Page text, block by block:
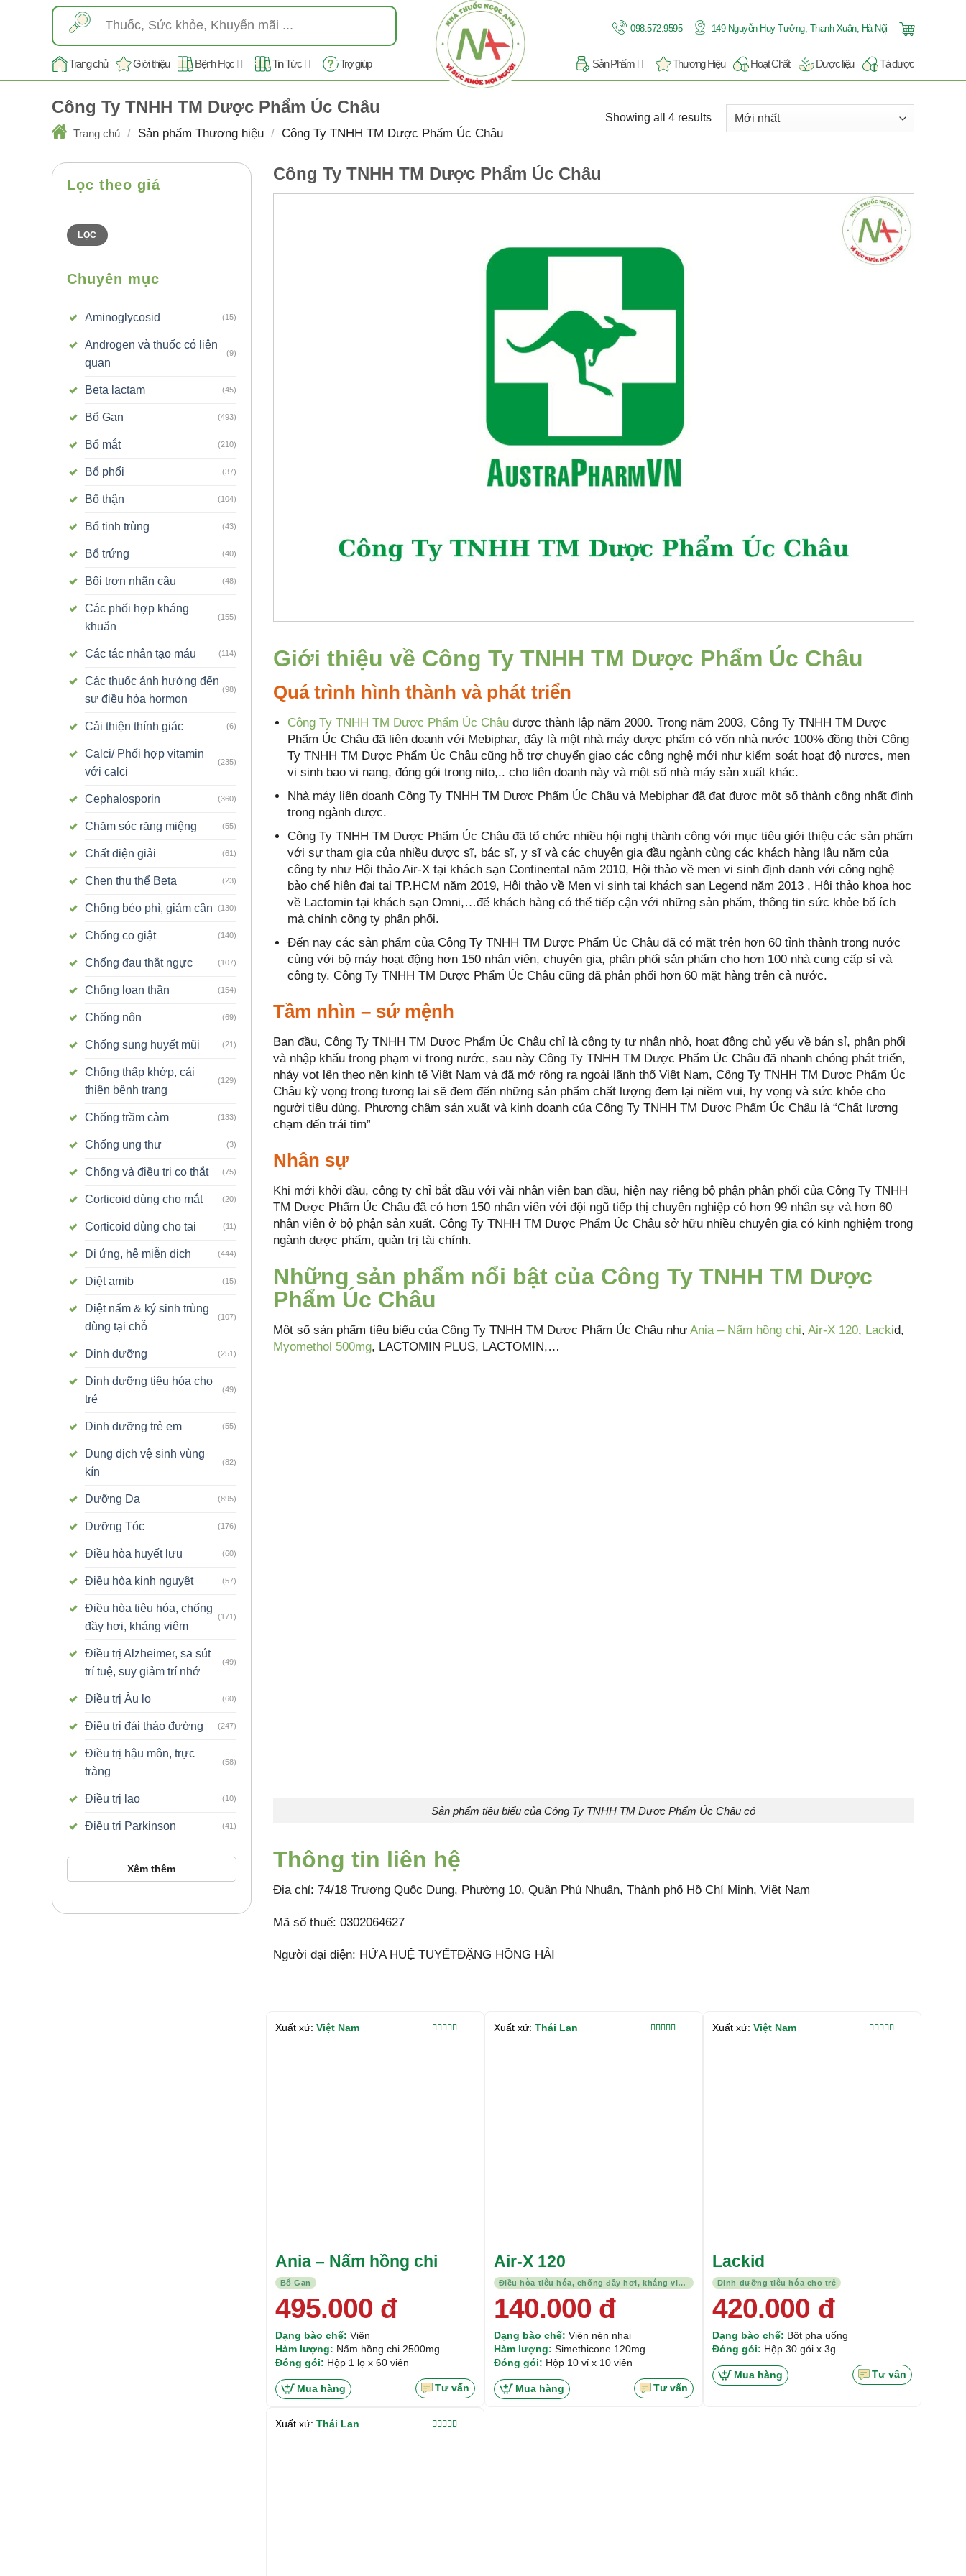
kiếm:
098.572.9595 149 Nguyễn Huy Tưởng, Thanh Xuân, Hà Nội
Trang chủ Giới thiệu Bệnh Học Tin Tức Trợ giúp Sản Phẩm Thương Hiệu Hoạt Chất Dược liệu Tá dược
Công Ty TNHH TM Dược Phẩm Úc Châu
Trang chủ / Sản phẩm Thương hiệu / Công Ty TNHH TM Dược Phẩm Úc Châu
Showing all 4 results
Lọc theo giá
thấp
nhất
cao
nhấtLỌC
Chuyên mục
Aminoglycosid (15)
Androgen và thuốc có liên
quan
(9)
Beta lactam (45)
Bổ Gan (493)
Bổ mắt (210)
Bổ phổi (37)
Bổ thận (104)
Bổ tinh trùng (43)
Bổ trứng (40)
Bôi trơn nhãn cầu (48)
Các phối hợp kháng
khuẩn
(155)
Các tác nhân tạo máu (114)
Các thuốc ảnh hưởng đến
sự điều hòa hormon
(98)
Cải thiện thính giác (6)
Calci/ Phối hợp vitamin
với calci
(235)
Cephalosporin (360)
Chăm sóc răng miệng (55)
Chất điện giải (61)
Chẹn thu thể Beta (23)
Chống béo phì, giảm cân (130)
Chống co giật (140)
Chống đau thắt ngực (107)
Chống loạn thần (154)
Chống nôn (69)
Chống sung huyết mũi (21)
Chống thấp khớp, cải
thiện bệnh trạng
(129)
Chống trầm cảm (133)
Chống ung thư (3)
Chống và điều trị co thắt (75)
Corticoid dùng cho mắt (20)
Corticoid dùng cho tai (11)
Dị ứng, hệ miễn dịch (444)
Diệt amib (15)
Diệt nấm & ký sinh trùng
dùng tại chỗ
(107)
Dinh dưỡng (251)
Dinh dưỡng tiêu hóa cho
trẻ
(49)
Dinh dưỡng trẻ em (55)
Dung dịch vệ sinh vùng
kín
(82)
Dưỡng Da (895)
Dưỡng Tóc (176)
Điều hòa huyết lưu (60)
Điều hòa kinh nguyệt (57)
Điều hòa tiêu hóa, chống
đầy hơi, kháng viêm
(171)
Điều trị Alzheimer, sa sút
trí tuệ, suy giảm trí nhớ
(49)
Điều trị Âu lo (60)
Điều trị đái tháo đường (247)
Điều trị hậu môn, trực
tràng
(58)
Điều trị lao (10)
Điều trị Parkinson (41)
Xêm thêm
Công Ty TNHH TM Dược Phẩm Úc Châu
Giới thiệu về Công Ty TNHH TM Dược Phẩm Úc Châu
Quá trình hình thành và phát triển
Công Ty TNHH TM Dược Phẩm Úc Châuđược thành lập năm 2000. Trong năm 2003, Công Ty TNHH TM Dược
Phẩm Úc Châu đã liên doanh với Mebiphar, đây là một nhà máy dược phẩm có vốn nhà nước 100% đồng thời Công
Ty TNHH TM Dược Phẩm Úc Châu cũng hỗ trợ chuyển giao các công nghệ mới như kiểm soát hoạt độ nươcs, men
vi sinh bao vi nang, đóng gói trong nito,.. cho liên doanh này và một số nhà máy sản xuất khác.
Nhà máy liên doanh Công Ty TNHH TM Dược Phẩm Úc Châu và Mebiphar đã đạt được một số thành công nhất định
trong ngành dược.
Công Ty TNHH TM Dược Phẩm Úc Châu đã tổ chức nhiều hội nghị thành công với mục tiêu giới thiệu các sản phẩm
với sự tham gia của nhiều dược sĩ, bác sĩ, y sĩ và các chuyên gia đầu ngành cùng các khách hàng lâu năm của
công ty như Hội thảo Air-X tại khách sạn Continental năm 2010, Hội thảo về men vi sinh định danh với công nghệ
bào chế hiện đại tại TP.HCM năm 2019, Hội thảo về Men vi sinh tại khách sạn Legend năm 2013 , Hội thảo khoa học
về Lactomin tại khách sạn Omni,…để khách hàng có thể tiếp cận với những sản phẩm, thông tin sức khỏe bổ ích
mà chính công ty phân phối.
Đến nay các sản phẩm của Công Ty TNHH TM Dược Phẩm Úc Châu đã có mặt trên hơn 60 tỉnh thành trong nước
cùng với bộ máy hoạt động hơn 150 nhân viên, chuyên gia, phân phối sản phẩm cho hơn 100 nhà cung cấp sỉ và
công ty. Công Ty TNHH TM Dược Phẩm Úc Châu cũng đã phân phối hơn 60 mặt hàng trên cả nước.
Tầm nhìn – sứ mệnh
Ban đầu, Công Ty TNHH TM Dược Phẩm Úc Châu chỉ là công ty tư nhân nhỏ, hoạt động chủ yếu về bán sỉ, phân phối
và nhập khẩu trong phạm vi trong nước, sau này Công Ty TNHH TM Dược Phẩm Úc Châu đã nhanh chóng phát triển,
nhảy vọt lên theo nền kinh tế Việt Nam và đã mở rộng ra ngoài lãnh thổ Việt Nam, Công Ty TNHH TM Dược Phẩm Úc
Châu kỳ vọng trong tương lai sẽ đem đến những sản phẩm chất lượng đem lại niềm vui, hy vọng và sức khỏe cho
người tiêu dùng. Phương châm sản xuất và kinh doanh của Công Ty TNHH TM Dược Phẩm Úc Châu là “Chất lượng
chạm đến trái tim”
Nhân sự
Khi mới khởi đầu, công ty chỉ bắt đầu với vài nhân viên ban đầu, hiện nay riêng bộ phận phân phối của Công Ty TNHH
TM Dược Phẩm Úc Châu đã có hơn 150 nhân viên với đội ngũ tiếp thị chuyên nghiệp có hơn 99 nhân sự và hơn 60
nhân viên ở bộ phận sản xuất. Công Ty TNHH TM Dược Phẩm Úc Châu sở hữu nhiều chuyên gia có kinh nghiệm trong
ngành dược phẩm, quản trị tài chính.
Những sản phẩm nổi bật của Công Ty TNHH TM Dược
Phẩm Úc Châu
Một số sản phẩm tiêu biểu của Công Ty TNHH TM Dược Phẩm Úc Châu như Ania – Nấm hồng chi, Air-X 120, Lackid,
Myomethol 500mg, LACTOMIN PLUS, LACTOMIN,…
Sản phẩm tiêu biểu của Công Ty TNHH TM Dược Phẩm Úc Châu có
Thông tin liên hệ
Địa chỉ: 74/18 Trương Quốc Dung, Phường 10, Quận Phú Nhuận, Thành phố Hồ Chí Minh, Việt Nam
Mã số thuế: 0302064627
Người đại diện: HỨA HUỆ TUYẾTĐẶNG HỒNG HẢI
Bổ Gan
Ania – Nấm hồng chi
495.000 đ
Dạng bào chế: Viên
Hàm lượng: Nấm hồng chi 2500mg
Đóng gói: Hộp 1 lọ x 60 viên
Mua hàng Tư vấn
Xuất xứ: Việt Nam
Điều hòa tiêu hóa, chống đầy hơi, kháng viêm
Air-X 120
140.000 đ
Dạng bào chế: Viên nén nhai
Hàm lượng: Simethicone 120mg
Đóng gói: Hộp 10 vỉ x 10 viên
Mua hàng Tư vấn
Xuất xứ: Thái Lan
Dinh dưỡng tiêu hóa cho trẻ
Lackid
420.000 đ
Dạng bào chế: Bột pha uống
Đóng gói: Hộp 30 gói x 3g
Mua hàng Tư vấn
Xuất xứ: Việt Nam
Xuất xứ: Thái Lan